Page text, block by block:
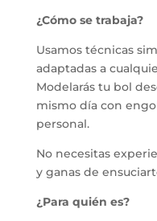
¿Cómo se trabaja?
Usamos técnicas
adaptadas a
Modelarás tu bol
mismo día con
personal.
No necesitas
y ganas de
¿Para quién es?